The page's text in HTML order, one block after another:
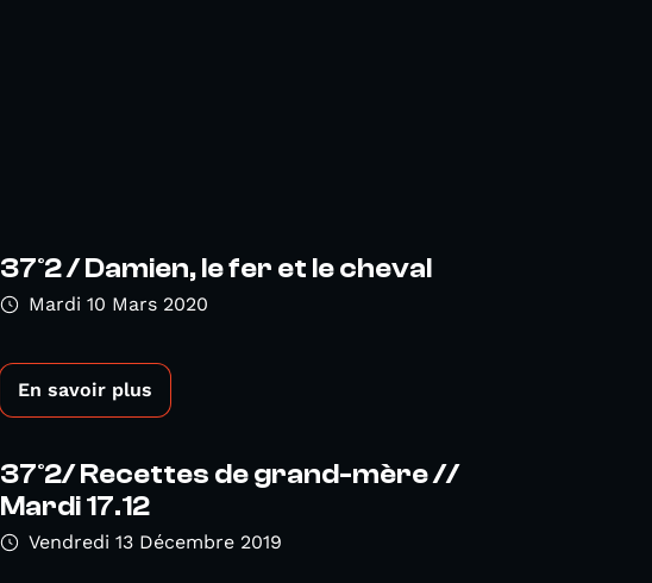
37°2 / Damien, le fer et le cheval
Mardi 10 Mars 2020
En savoir plus
37°2/ Recettes de grand-mère //
Mardi 17.12
Vendredi 13 Décembre 2019